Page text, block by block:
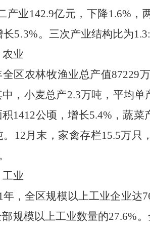
产业142.9亿元，下降1.6% ，
长5.3%。三次产业结构比为
业
全区农林牧渔业总产值87229
，小麦总产2.3万吨，平均单
1412公顷，增长5.4% ，蔬菜
12月末，家禽存栏15.5万只
。
业
年，全区规模以上工业企业达
规模以上工业数量的27.6%